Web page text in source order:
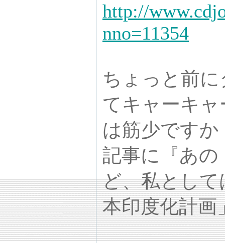
http://
nno=11354
ちょっと前
てキャーキ
は筋少です
記事に『あの
ど、私とし
本印度化計画